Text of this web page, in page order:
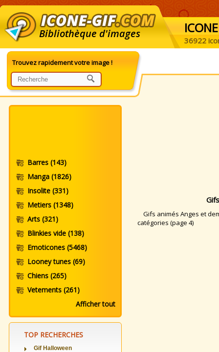
Bibliothèque d'images ICONE
36922
Trouvez rapidement votre image !
Barres (143)
Manga (1826)
Insolite (331)
Metiers (1348)
Arts (321)
Blinkies vide (138)
Emoticones (5468)
Looney tunes (69)
Chiens (265)
Vetements (261)
Afficher tout
TOP RECHERCHES
Gif Halloween
Gifs animés Anges et
catégories (page 4)